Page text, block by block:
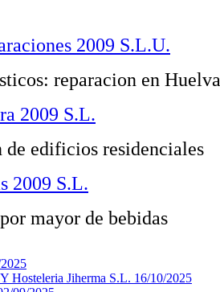
2009 S.L.U.
reparacion en Huelva
2009 S.L.
de edificios residenciales
2009 S.L.
mayor de bebidas
Hosteleria Jiherma S.L. 16/10/2025